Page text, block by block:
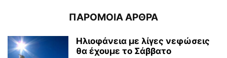
ΠΑΡΟΜΟΙΑ ΑΡΘΡΑ
Ηλιοφάνεια με λίγες νεφώσεις
θα έχουμε το Σάββατο